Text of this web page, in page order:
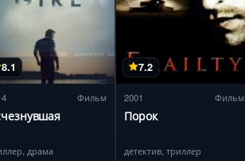
8.1
Фильм
драма
7.2
2001 Фильм
Порок
детектив, триллер